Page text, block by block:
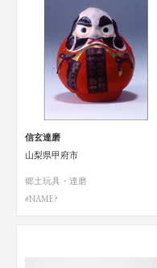
信玄達磨
山梨県甲府市
郷土玩具・達磨
#NAME?